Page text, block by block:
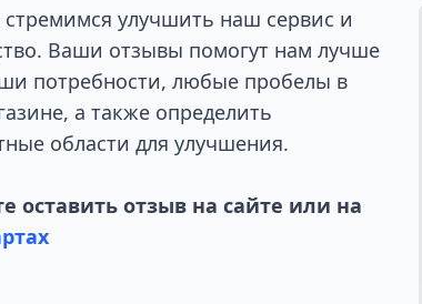
улучшить наш сервис и
Ваши отзывы помогут нам лучше
потребности, любые пробелы в
а также определить
области для улучшения.
оставить отзыв на сайте или на